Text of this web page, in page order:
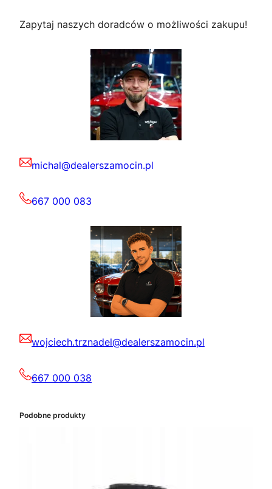
Zapytaj naszych doradców o możliwości zakupu!
michal@dealerszamocin.pl
667 000 083
wojciech.trznadel@dealerszamocin.pl
667 000 038
Podobne produkty